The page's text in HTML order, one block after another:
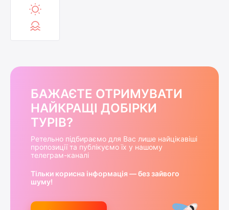
БАЖАЄТЕ ОТРИМУВАТИ
НАЙКРАЩІ ДОБІРКИ
ТУРІВ?
Ретельно підбираємо для Вас лише найцікавіші
пропозиції та публікуємо їх у нашому
телеграм-каналі
Тільки корисна інформація — без зайвого
шуму!